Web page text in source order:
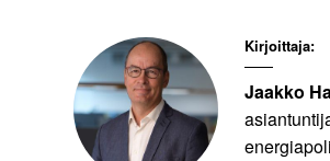
Kirjoittaja:
Jaakko